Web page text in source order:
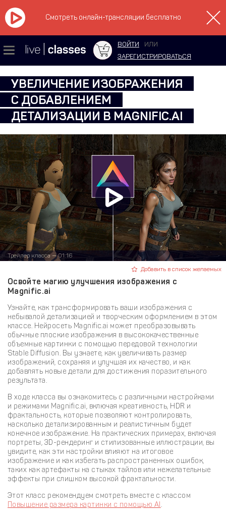
Смотреть онлайн-трансляции бесплатно
ВОЙТИ
ИЛИ
ЗАРЕГИСТРИРОВАТЬСЯ
УВЕЛИЧЕНИЕ ИЗОБРАЖЕНИЯ
C ДОБАВЛЕНИЕМ
ДЕТАЛИЗАЦИИ В MAGNIFIC.AI
Трейлер класса — 01:16
Добавить в список желаемых
Освойте магию улучшения изображения с
Magnific.ai
Узнайте, как трансформировать ваши изображения с
небывалой детализацией и творческим оформлением в этом
классе. Нейросеть Magnific.ai может преобразовывать
обычные плоские изображения в высококачественные
объемные картинки с помощью передовой технологии
Stable Diffusion. Вы узнаете, как увеличивать размер
изображений, сохраняя и улучшая их качество, и как
добавлять новые детали для достижения поразительного
результата.
В ходе класса вы ознакомитесь с различными настройками
и режимами Magnific.ai, включая креативность, HDR и
фрактальность, которые позволяют контролировать,
насколько детализированным и реалистичным будет
конечное изображение. На практических примерах, включая
портреты, 3D-рендеринг и стилизованные иллюстрации, вы
увидите, как эти настройки влияют на итоговое
изображение и как избегать распространенных ошибок,
таких как артефакты на стыках тайлов или нежелательные
эффекты при слишком высокой фрактальности.
Этот класс рекомендуем смотреть вместе с классом
Повышение размера картинки с помощью AI .